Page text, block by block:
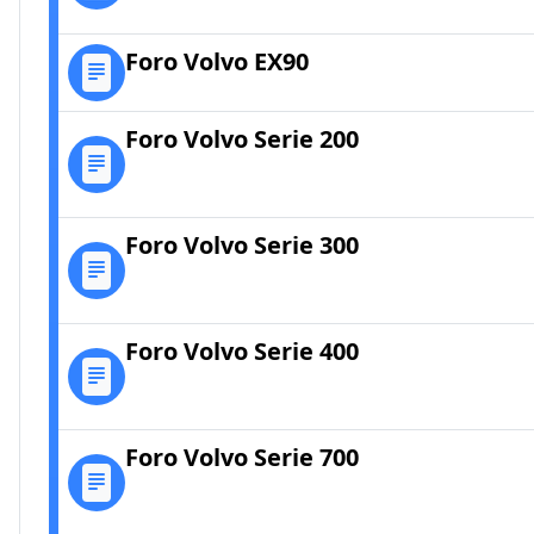
Foro Volvo EX90
Foro Volvo Serie 200
Foro Volvo Serie 300
Foro Volvo Serie 400
Foro Volvo Serie 700